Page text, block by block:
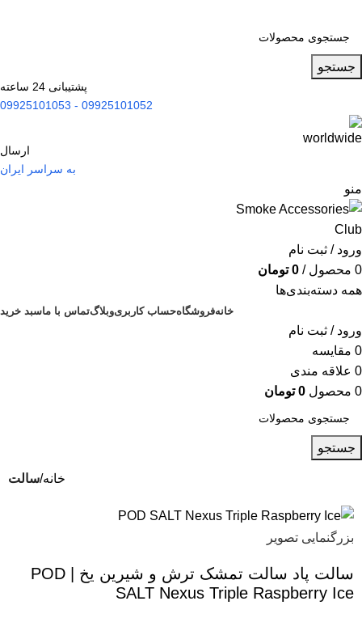
جستجو
پشتیبانی 24 ساعته
09925101052 - 09925101053
ارسال
به سراسر ایران
منو
ورود / ثبت نام
0 محصول /
0 تومان
همه دسته‌بندی‌ها
خانهفروشگاهحساب کاربریوبلاگتماس با ماسبد خرید
ورود / ثبت نام
0 مقایسه
0 علاقه مندی
0 محصول 0 تومان
جستجو
خانه سالت
بزرگنمایی تصویر
سالت پاد سالت تمشک ترش و شیرین یخ | POD
SALT Nexus Triple Raspberry Ice